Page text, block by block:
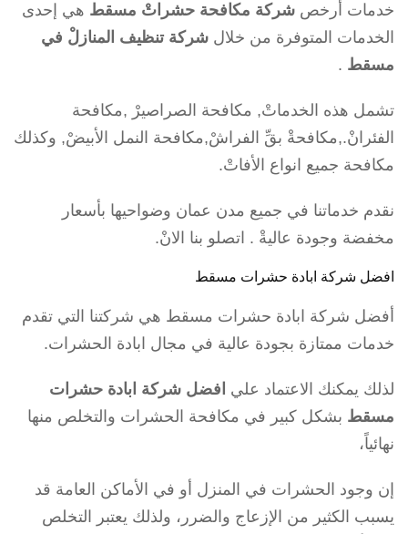
خدمات أرخص شركة مكافحة حشراتْ مسقط هي إحدى
الخدمات المتوفرة من خلال شركة تنظيف المنازلْ في
مسقط .
تشمل هذه الخدماتْ, مكافحة الصراصيرْ ,مكافحة
الفئرانْ.,مكافحةْ بقِّ الفراشْ,مكافحة النمل الأبيضْ, وكذلك
مكافحة جميع انواع الأفاتْ.
نقدم خدماتنا في جميع مدن عمان وضواحيها بأسعار
مخفضة وجودة عاليةْ . اتصلو بنا الانْ.
افضل شركة ابادة حشرات مسقط
أفضل شركة ابادة حشرات مسقط هي شركتنا التي تقدم
خدمات ممتازة بجودة عالية في مجال ابادة الحشرات.
لذلك يمكنك الاعتماد علي افضل شركة ابادة حشرات
مسقط بشكل كبير في مكافحة الحشرات والتخلص منها
نهائياً،
إن وجود الحشرات في المنزل أو في الأماكن العامة قد
يسبب الكثير من الإزعاج والضرر، ولذلك يعتبر التخلص